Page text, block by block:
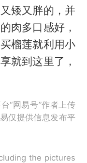
矮又胖的，并
肉多口感好，
榴莲就利用小
就到这里了，
“网易号”作者上传
仅提供信息发布平
the pictures